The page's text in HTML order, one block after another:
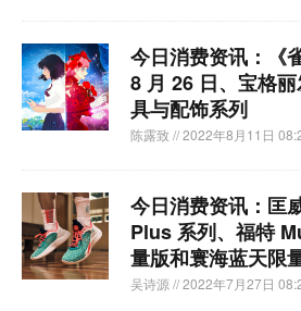
今日消费资讯：《
8 月 26 日、宝格
具与配饰系列
陈露致// 2022年8月11日
今日消费资讯：匡
Plus 系列、福特
量版和寰海蓝天限
吴诗源 // 2022年7月27日